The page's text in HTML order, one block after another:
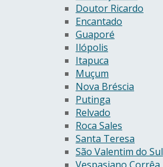
Doutor Ricardo
Encantado
Guaporé
Ilópolis
Itapuca
Muçum
Nova Bréscia
Putinga
Relvado
Roca Sales
Santa Teresa
São Valentim do Sul